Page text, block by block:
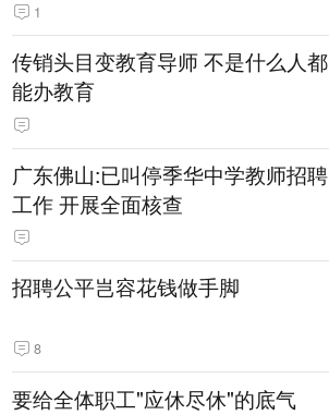
1
传销头目变教育导师 不是什么人都
能办教育
广东佛山:已叫停季华中学教师招聘
工作 开展全面核查
招聘公平岂容花钱做手脚
8
要给全体职工"应休尽休"的底气